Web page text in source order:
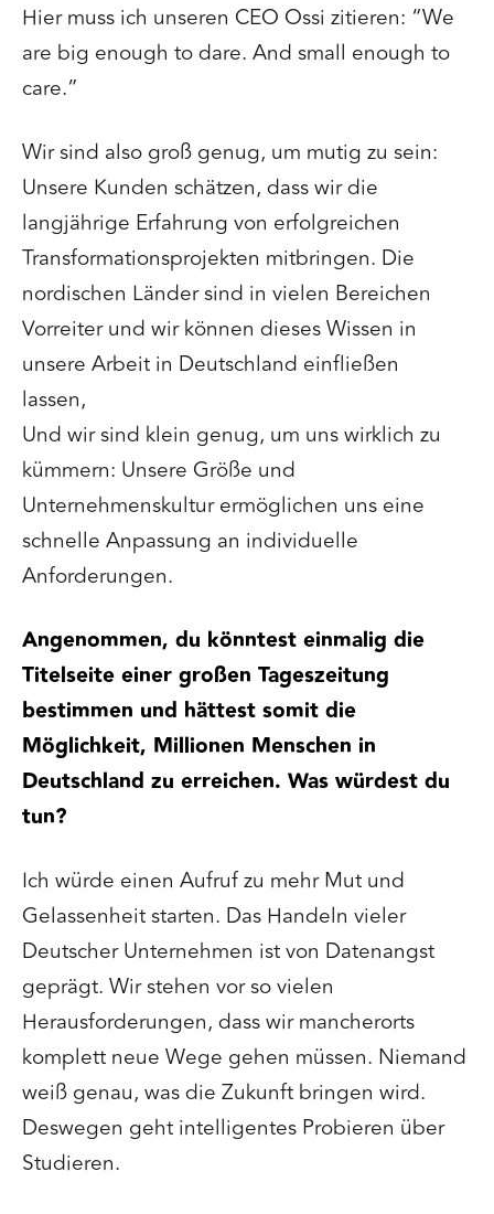
Hier muss ich unseren CEO Ossi zitieren: “We
are big enough to dare. And small enough to
care.”
Wir sind also groß genug, um mutig zu sein:
Unsere Kunden schätzen, dass wir die
langjährige Erfahrung von erfolgreichen
Transformationsprojekten mitbringen. Die
nordischen Länder sind in vielen Bereichen
Vorreiter und wir können dieses Wissen in
unsere Arbeit in Deutschland einfließen
lassen,
Und wir sind klein genug, um uns wirklich zu
kümmern: Unsere Größe und
Unternehmenskultur ermöglichen uns eine
schnelle Anpassung an individuelle
Anforderungen.
Angenommen, du könntest einmalig die
Titelseite einer großen Tageszeitung
bestimmen und hättest somit die
Möglichkeit, Millionen Menschen in
Deutschland zu erreichen. Was würdest du
tun?
Ich würde einen Aufruf zu mehr Mut und
Gelassenheit starten. Das Handeln vieler
Deutscher Unternehmen ist von Datenangst
geprägt. Wir stehen vor so vielen
Herausforderungen, dass wir mancherorts
komplett neue Wege gehen müssen. Niemand
weiß genau, was die Zukunft bringen wird.
Deswegen geht intelligentes Probieren über
Studieren.